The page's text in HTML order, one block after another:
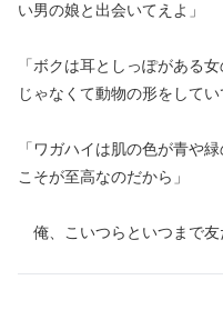
い男の娘と出会いてえよ」
「ボクは耳としっぽがある
じゃなくて動物の形をして
「ワガハイは肌の色が青や
こそが至高なのだから」
俺、こいつらといつまで友